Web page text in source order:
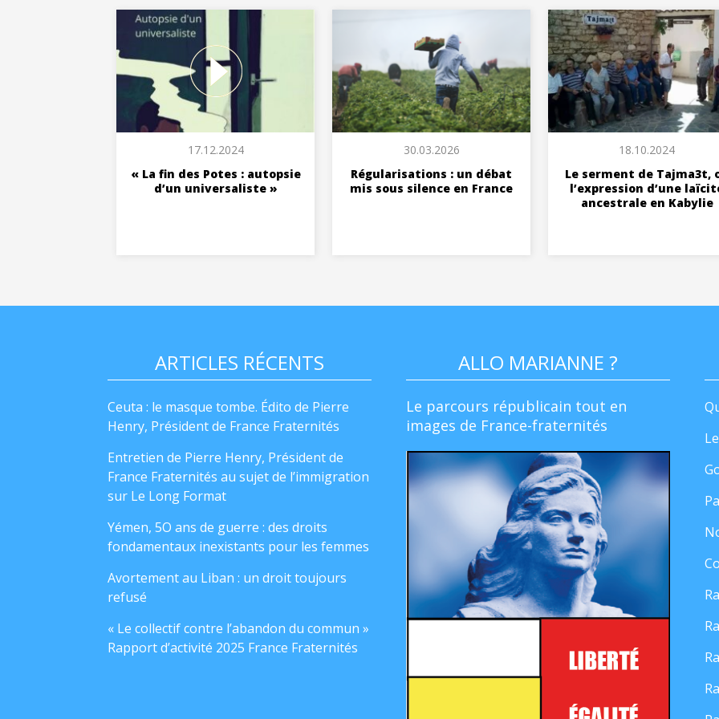
17.12.2024
« La fin des Potes : autopsie
d’un universaliste »
30.03.2026
Régularisations : un débat
mis sous silence en France
18.10.2024
Le serment de Tajma3t,
l’expression d’une
ancestrale en Kabylie
ARTICLES RÉCENTS
Ceuta : le masque tombe. Édito de Pierre
Henry, Président de France Fraternités
Entretien de Pierre Henry, Président de
France Fraternités au sujet de l’immigration
sur Le Long Format
Yémen, 5O ans de guerre : des droits
fondamentaux inexistants pour les femmes
Avortement au Liban : un droit toujours
refusé
« Le collectif contre l’abandon du commun »
Rapport d’activité 2025 France Fraternités
ALLO MARIANNE ?
Le parcours républicain tout en
images de France-fraternités